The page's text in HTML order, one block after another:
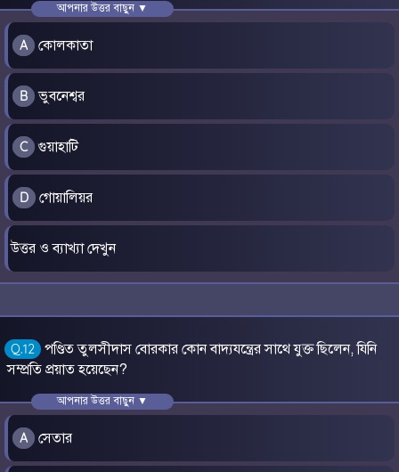
আপনার উত্তর বাছুন ▼
A কোলকাতা
B ভুবনেশ্বর
C গুয়াহাটি
D গোয়ালিয়র
উত্তর ও ব্যাখ্যা দেখুন
Q.12
পণ্ডিত তুলসীদাস বোরকার কোন বাদ্যযন্ত্রের সাথে যুক্ত ছিলেন, যিনি
সম্প্রতি প্রয়াত হয়েছেন?
আপনার উত্তর বাছুন ▼
A সেতার